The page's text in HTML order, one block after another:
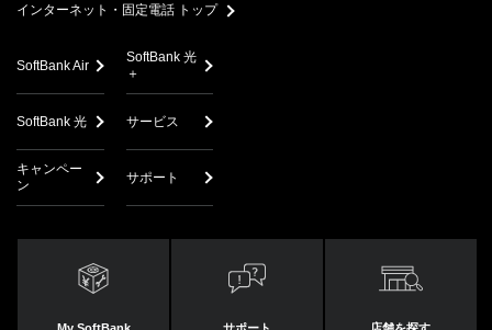
インターネット・固定電話 トップ
SoftBank Air
SoftBank 光
＋
SoftBank 光 サービス
キャンペー
ン
サポート
My SoftBank サポート 店舗を探す